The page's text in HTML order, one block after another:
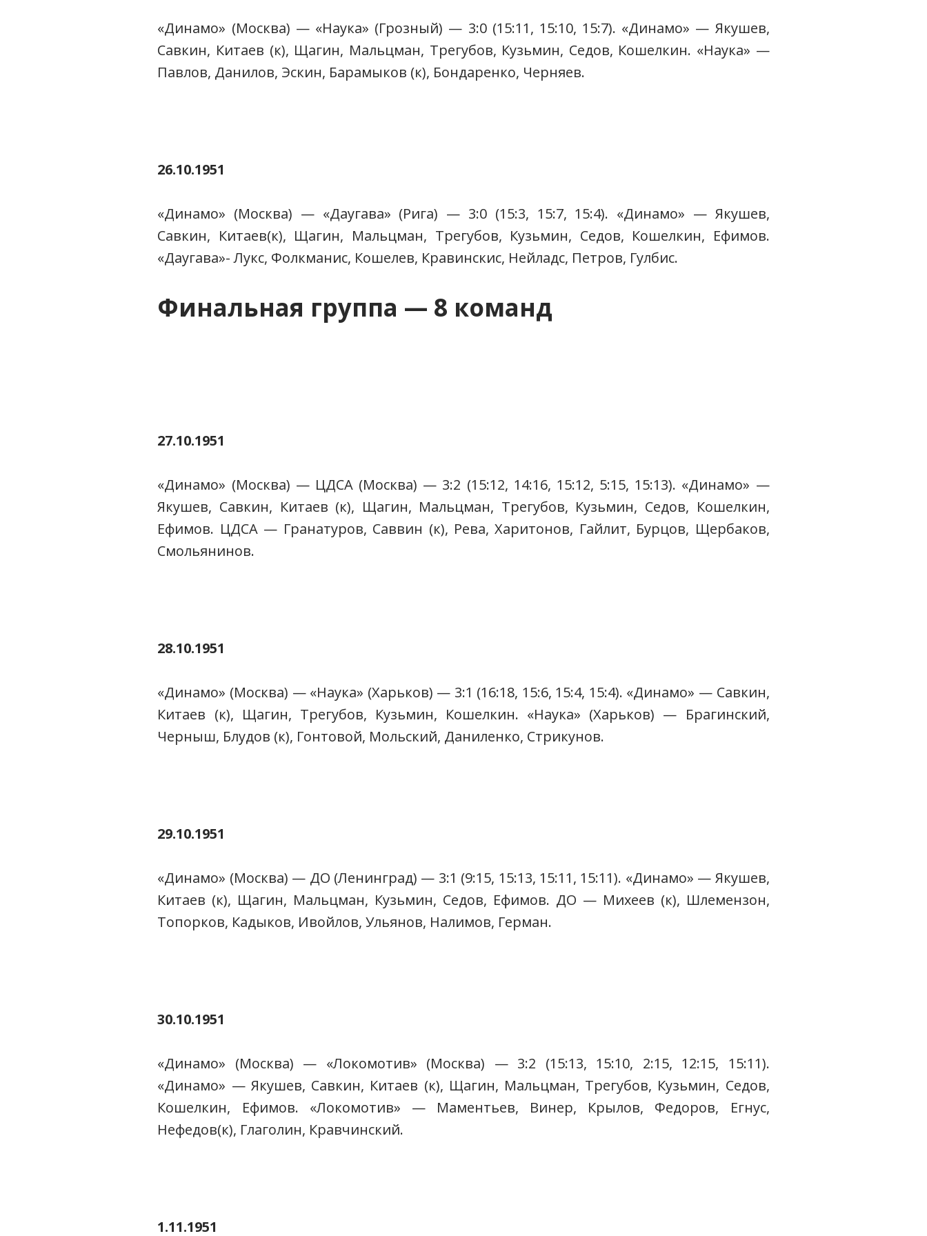
«Динамо» (Москва) — «Наука» (Грозный) — 3:0 (15:11, 15:10, 15:7). «Динамо» — Якушев,
Савкин, Китаев (к), Щагин, Мальцман, Трегубов, Кузьмин, Седов, Кошелкин. «Наука» —
Павлов, Данилов, Эскин, Барамыков (к), Бондаренко, Черняев.
26.10.1951
«Динамо» (Москва) — «Даугава» (Рига) — 3:0 (15:3, 15:7, 15:4). «Динамо» — Якушев,
Савкин, Китаев(к), Щагин, Мальцман, Трегубов, Кузьмин, Седов, Кошелкин, Ефимов.
«Даугава»- Лукс, Фолкманис, Кошелев, Кравинскис, Нейладс, Петров, Гулбис.
Финальная группа — 8 команд
27.10.1951
«Динамо» (Москва) — ЦДСА (Москва) — 3:2 (15:12, 14:16, 15:12, 5:15, 15:13). «Динамо» —
Якушев, Савкин, Китаев (к), Щагин, Мальцман, Трегубов, Кузьмин, Седов, Кошелкин,
Ефимов. ЦДСА — Гранатуров, Саввин (к), Рева, Харитонов, Гайлит, Бурцов, Щербаков,
Смольянинов.
28.10.1951
«Динамо» (Москва) — «Наука» (Харьков) — 3:1 (16:18, 15:6, 15:4, 15:4). «Динамо» — Савкин,
Китаев (к), Щагин, Трегубов, Кузьмин, Кошелкин. «Наука» (Харьков) — Брагинский,
Черныш, Блудов (к), Гонтовой, Мольский, Даниленко, Стрикунов.
29.10.1951
«Динамо» (Москва) — ДО (Ленинград) — 3:1 (9:15, 15:13, 15:11, 15:11). «Динамо» — Якушев,
Китаев (к), Щагин, Мальцман, Кузьмин, Седов, Ефимов. ДО — Михеев (к), Шлемензон,
Топорков, Кадыков, Ивойлов, Ульянов, Налимов, Герман.
30.10.1951
«Динамо» (Москва) — «Локомотив» (Москва) — 3:2 (15:13, 15:10, 2:15, 12:15, 15:11).
«Динамо» — Якушев, Савкин, Китаев (к), Щагин, Мальцман, Трегубов, Кузьмин, Седов,
Кошелкин, Ефимов. «Локомотив» — Маментьев, Винер, Крылов, Федоров, Егнус,
Нефедов(к), Глаголин, Кравчинский.
1.11.1951